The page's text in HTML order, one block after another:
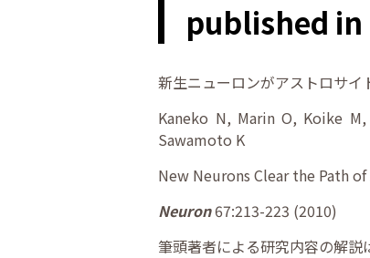
published in
新生ニューロンがアストロサ
Kaneko N, Marin O, Koike
Sawamoto K
New Neurons Clear the Path
Neuron67:213-223 (2010)
筆頭著者による研究内容の解説